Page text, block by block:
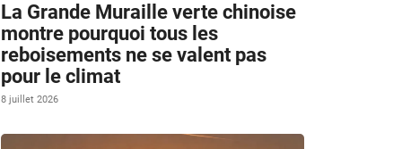
La Grande Muraille verte chinoise
montre pourquoi tous les
reboisements ne se valent pas
pour le climat
8 juillet 2026